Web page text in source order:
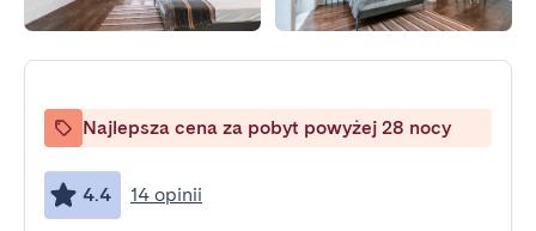
Najlepsza cena za pobyt powyżej 28 nocy
4.4 14 opinii